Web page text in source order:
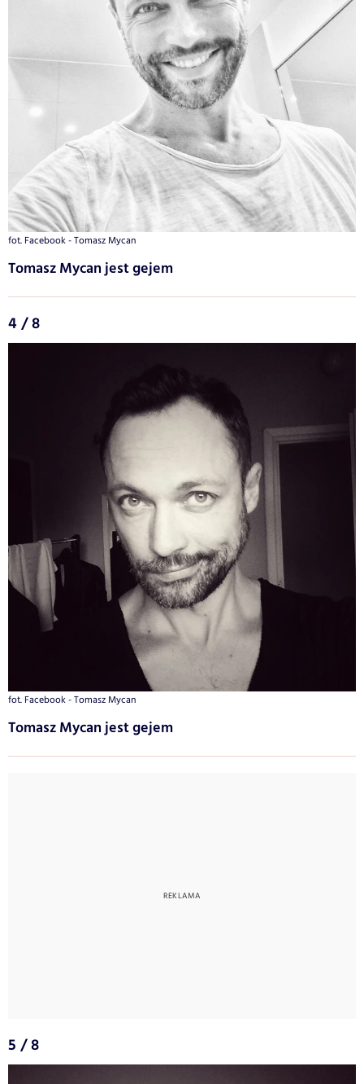
fot. Facebook - Tomasz Mycan
Tomasz Mycan jest gejem
4 / 8
fot. Facebook - Tomasz Mycan
Tomasz Mycan jest gejem
5 / 8